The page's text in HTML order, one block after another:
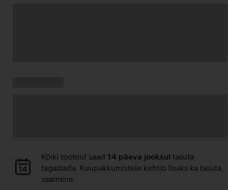
Andmete
laadimine
Kõiki tooteid saad 14 päeva jooksul tasuta
tagastada. Kuupakkumistele kehtib lisaks ka tasuta
saatmine.